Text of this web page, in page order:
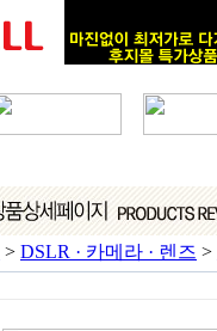
> DSLR · 카메라 · 렌즈 >